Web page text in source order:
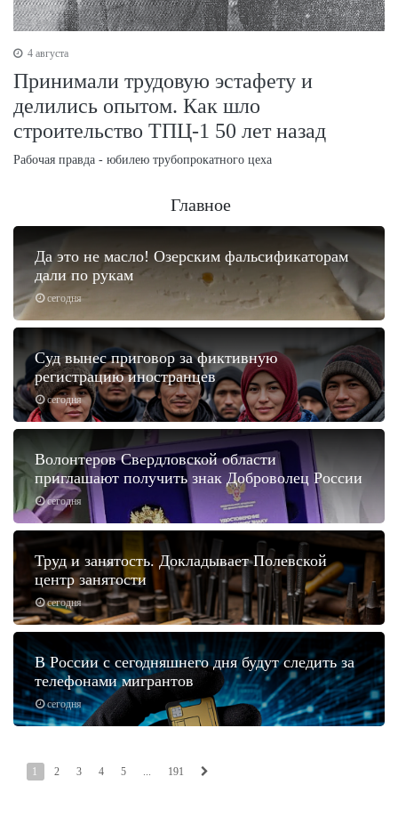
4 августа
Принимали трудовую эстафету и
делились опытом. Как шло
строительство ТПЦ-1 50 лет назад
Рабочая правда - юбилею трубопрокатного цеха
Главное
сегодня
Да это не масло! Озерским фальсификаторам
дали по рукам
сегодня
Суд вынес приговор за фиктивную
регистрацию иностранцев
сегодня
Волонтеров Свердловской области
приглашают получить знак Доброволец России
сегодня
Труд и занятость. Докладывает Полевской
центр занятости
сегодня
В России с сегодняшнего дня будут следить за
телефонами мигрантов
1 2 3 4 5 ... 191